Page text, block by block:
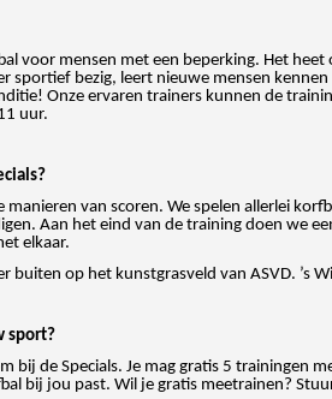
voor mensen met een beperking. Het
sportief bezig, leert nieuwe mensen
Onze ervaren trainers kunnen de
uur.
manieren van scoren. We spelen allerlei
Aan het eind van de training doen we
elkaar.
buiten op het kunstgrasveld van ASVD. ’s
sport?
bij de Specials. Je mag gratis 5 trainingen
bij jou past. Wil je gratis meetrainen?